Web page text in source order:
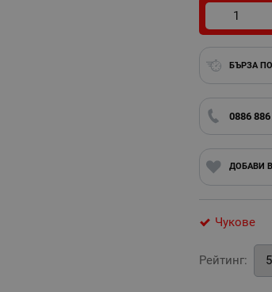
БЪРЗА
0886
ДОБАВИ
Чукове
Рейтинг: